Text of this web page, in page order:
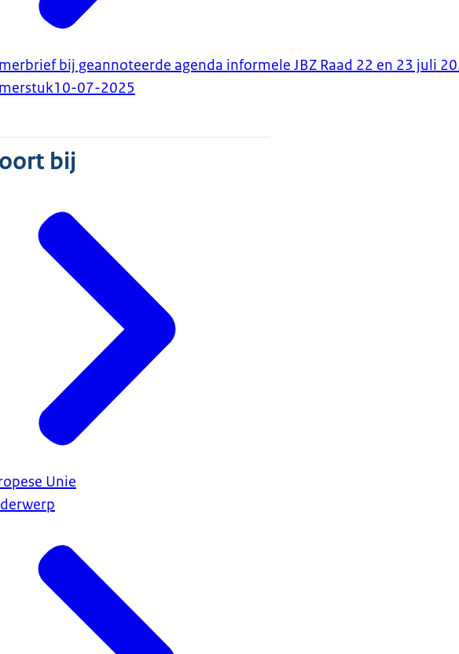
bij geannoteerde agenda informele JBZ Raad 22 en 23 juli
10-07-2025
bij
Unie